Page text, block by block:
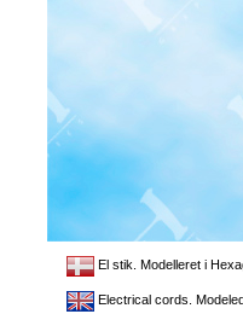
El stik. Modelleret i
Electrical cords.